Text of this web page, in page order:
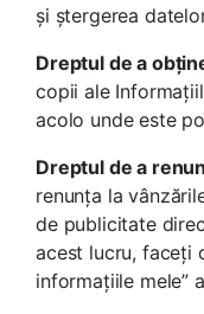
și ștergerea
Dreptul de a
copii ale
acolo unde este
Dreptul de a
renunța la
de publicitate
acest lucru, faceți
informațiile mele”